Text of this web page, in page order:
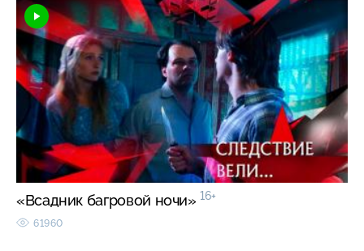
«Всадник багровой ночи» 16+
61960